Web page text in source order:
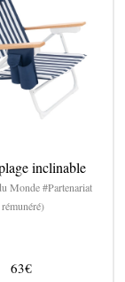
inclinable
Monde #Partenariat
rémunéré)
63€